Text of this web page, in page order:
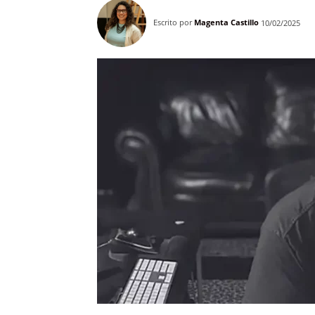
Escrito por Magenta Castillo 10/02/2025